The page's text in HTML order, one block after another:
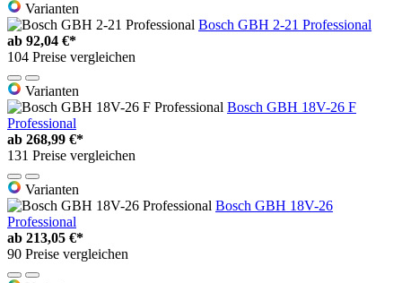
Varianten
Bosch GBH 2-21 Professional
ab 92,04 €*
104 Preise vergleichen
Varianten
Bosch GBH 18V-26 F
Professional
ab 268,99 €*
131 Preise vergleichen
Varianten
Bosch GBH 18V-26
Professional
ab 213,05 €*
90 Preise vergleichen